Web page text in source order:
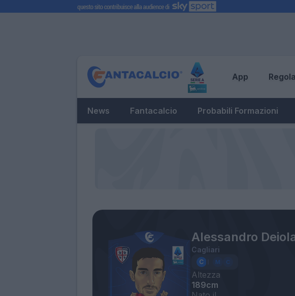
App
News Fantacalcio Probabili Formazioni
Alessandro
Cagliari
Altezza
189cm